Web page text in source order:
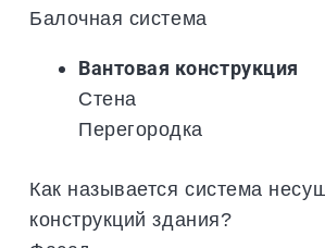
Балочная система
Вантовая конструкция
Стена
Перегородка
Как называется система
конструкций здания?